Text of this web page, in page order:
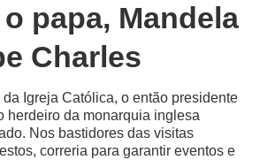
papa, Mandela
Charles
Igreja Católica, o então presidente
herdeiro da monarquia inglesa
Nos bastidores das visitas
correria para garantir eventos e